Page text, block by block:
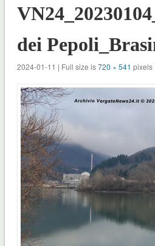
dei
2024-01-11 | Full size is720 × 541 pixels